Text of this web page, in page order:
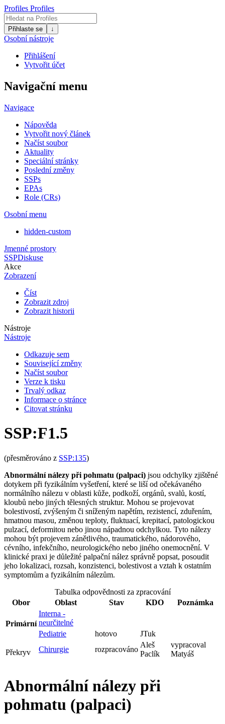
Profiles Profiles
Přihlaste se ↓
Osobní nástroje
Přihlášení
Vytvořit účet
Navigační menu
Navigace
Nápověda
Vytvořit nový článek
Načíst soubor
Aktuality
Speciální stránky
Poslední změny
SSPs
EPAs
Role (CRs)
Osobní menu
hidden-custom
Jmenné prostory
SSPDiskuse
Akce
Zobrazení
Číst
Zobrazit zdroj
Zobrazit historii
Nástroje
Nástroje
Odkazuje sem
Související změny
Načíst soubor
Verze k tisku
Trvalý odkaz
Informace o stránce
Citovat stránku
SSP:F1.5
(přesměrováno z SSP:135)
Abnormální nálezy při pohmatu (palpaci) jsou odchylky zjištěné
dotykem při fyzikálním vyšetření, které se liší od očekávaného
normálního nálezu v oblasti kůže, podkoží, orgánů, svalů, kostí,
kloubů nebo jiných tělesných struktur. Mohou se projevovat
bolestivostí, zvýšeným či sníženým napětím, rezistencí, zduřením,
hmatnou masou, změnou teploty, fluktuací, krepitací, patologickou
pulzací, deformitou nebo jinou nápadnou odchylkou. Tyto nálezy
mohou být projevem zánětlivého, traumatického, nádorového,
cévního, infekčního, neurologického nebo jiného onemocnění. V
klinické praxi je důležité palpační nález správně popsat, posoudit
jeho lokalizaci, rozsah, konzistenci, bolestivost a vztah k ostatním
symptomům a fyzikálním nálezům.
Tabulka odpovědnosti za zpracování
Obor
Oblast Stav KDO Poznámka
Primární
Interna -
neurčitelné
Pediatrie
hotovo JTuk
Překryv Chirurgie rozpracováno
Aleš
Paclík
vypracoval
Matyáš
Abnormální nálezy při
pohmatu (palpaci)